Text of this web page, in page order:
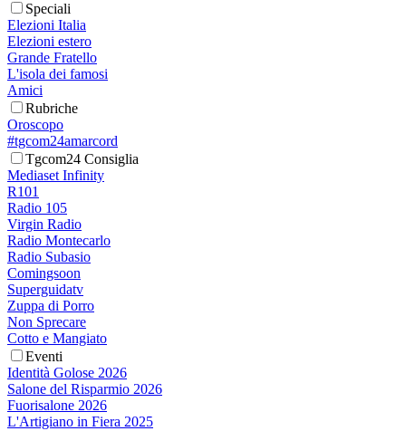
Speciali
Elezioni Italia
Elezioni estero
Grande Fratello
L'isola dei famosi
Amici
Rubriche
Oroscopo
#tgcom24amarcord
Tgcom24 Consiglia
Mediaset Infinity
R101
Radio 105
Virgin Radio
Radio Montecarlo
Radio Subasio
Comingsoon
Superguidatv
Zuppa di Porro
Non Sprecare
Cotto e Mangiato
Eventi
Identità Golose 2026
Salone del Risparmio 2026
Fuorisalone 2026
L'Artigiano in Fiera 2025